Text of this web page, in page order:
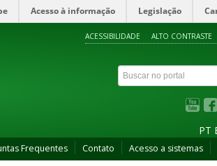
Acesso à informação Legislação
ACESSIBILIDADE ALTO CONTRASTE
PT
Frequentes Contato Acesso a sistemas